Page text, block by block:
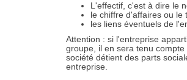
L'effectif, c'est à dire le
le chiffre d'affaires ou le
les liens éventuels de
Attention : si l'entreprise
groupe, il en sera tenu
société détient des parts
entreprise.